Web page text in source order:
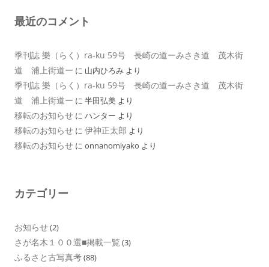
最近のコメント
季刊誌 樂（らく）ra-ku 59号 長崎の道ーみさき道 茂木街
道 浦上街道ー に 山内ひろみ より
季刊誌 樂（らく）ra-ku 59号 長崎の道ーみさき道 茂木街
道 浦上街道ー に 半田弘美 より
移転のお知らせ に ハンター より
移転のお知らせ に 伊神正太郎 より
移転のお知らせ に onnanomiyako より
カテゴリー
お知らせ(2)
さが名木１００選■掲載一覧 (3)
ふるさと古写真考(88)